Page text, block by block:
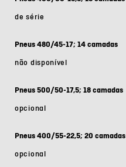
de série
Pneus 480/45-17; 14 camadas
não disponível
Pneus 500/50-17,5; 18 camadas
opcional
Pneus 400/55-22,5; 20 camadas
opcional